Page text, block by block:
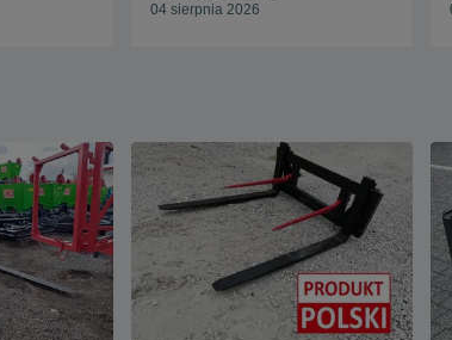
04 sierpnia 2026